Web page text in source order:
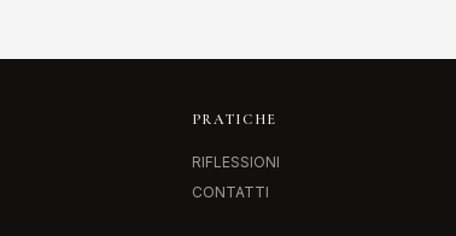
PRATICHE
RIFLESSIONI
CONTATTI